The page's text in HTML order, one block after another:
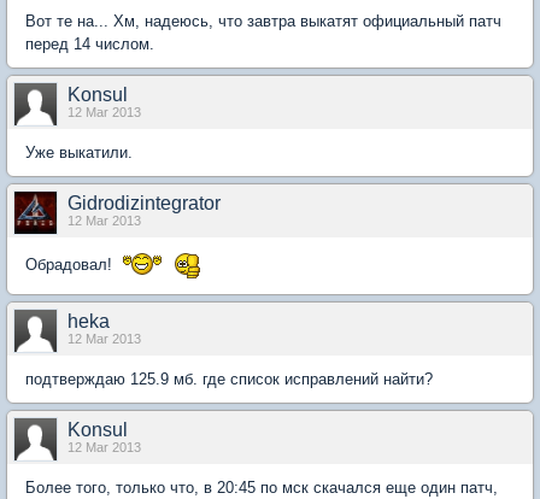
Вот те на... Хм, надеюсь, что завтра выкатят официальный патч
перед 14 числом.
Konsul
12 Mar 2013
Уже выкатили.
Gidrodizintegrator
12 Mar 2013
Обрадовал!
heka
12 Mar 2013
подтверждаю 125.9 мб. где список исправлений найти?
Konsul
12 Mar 2013
Более того, только что, в 20:45 по мск скачался еще один патч,